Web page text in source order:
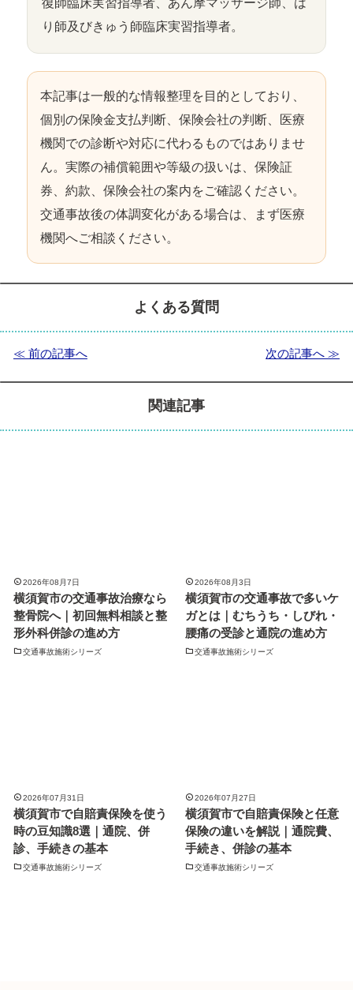
り師及びきゅう師臨床実習指導者。
本記事は一般的な情報整理を目的としており、
個別の保険金支払判断、保険会社の判断、医療
機関での診断や対応に代わるものではありませ
ん。実際の補償範囲や等級の扱いは、保険証
券、約款、保険会社の案内をご確認ください。
交通事故後の体調変化がある場合は、まず医療
機関へご相談ください。
よくある質問
≪ 前の記事へ 次の記事へ ≫
関連記事
2026年08月7日
横須賀市の交通事故治療なら
整骨院へ｜初回無料相談と整
形外科併診の進め方
交通事故施術シリーズ
2026年08月3日
横須賀市の交通事故で多いケ
ガとは｜むちうち・しびれ・
腰痛の受診と通院の進め方
交通事故施術シリーズ
2026年07月31日
横須賀市で自賠責保険を使う
時の豆知識8選｜通院、併
診、手続きの基本
交通事故施術シリーズ
2026年07月27日
横須賀市で自賠責保険と任意
保険の違いを解説｜通院費、
手続き、併診の基本
交通事故施術シリーズ